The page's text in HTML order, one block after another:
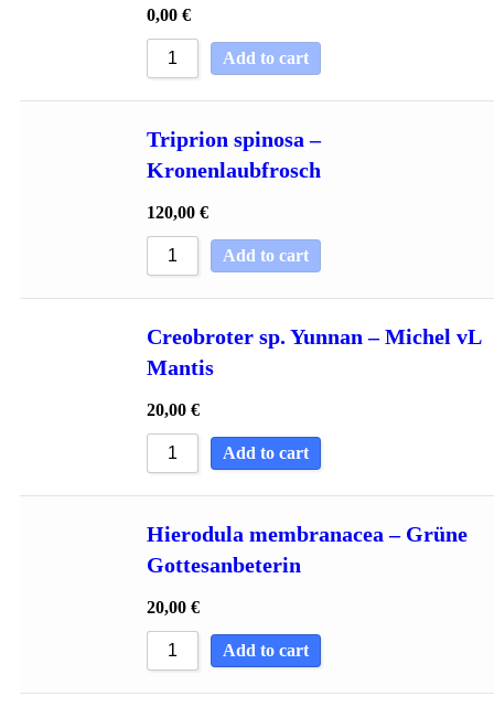
Sort by Name A - Z
Sort by Name Z - A
0,00 €
Add to cart
Triprion spinosa –
Kronenlaubfrosch
120,00 €
Add to cart
Creobroter sp. Yunnan – Michel vL
Mantis
20,00 €
Add to cart
Hierodula membranacea – Grüne
Gottesanbeterin
20,00 €
Add to cart